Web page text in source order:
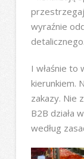
wyraźnie
detalicznego.
I właśnie to
kierunkiem.
zakazy. Nie
B2B działa
według